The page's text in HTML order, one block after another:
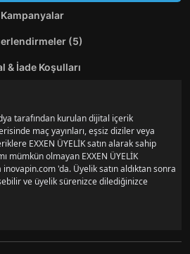
Kampanyalar
Değerlendirmeler (5)
& İade Koşulları
tarafından kurulan dijital içerik
maç yayınları, eşsiz diziler veya
EXXEN ÜYELİK satın alarak sahip
mümkün olmayan EXXEN ÜYELİK
inovapin.com 'da. Üyelik satın aldıktan sonra
ve üyelik sürenizce dilediğinizce